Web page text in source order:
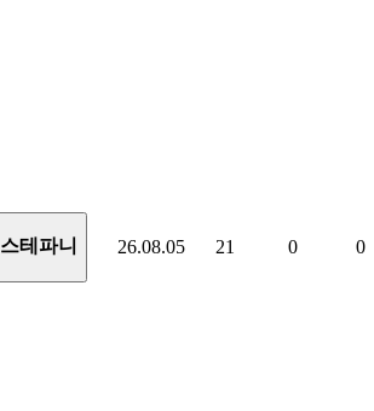
스테파니 26.08.05 21 0 0